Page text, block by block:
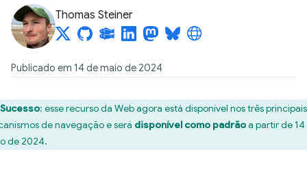
Thomas Steiner
Publicado em 14 de maio de 2024
Sucesso: esse recurso da Web agora está disponível nos três principais
de navegação e será disponível como padrãoa partir de
de 2024.